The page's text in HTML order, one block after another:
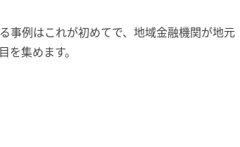
事例はこれが初めてで、地域金融機関が地元
集めます。